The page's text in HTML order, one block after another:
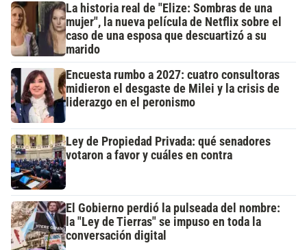
La historia real de "Elize: Sombras de una
mujer", la nueva película de Netflix sobre el
caso de una esposa que descuartizó a su
marido
Encuesta rumbo a 2027: cuatro consultoras
midieron el desgaste de Milei y la crisis de
liderazgo en el peronismo
Ley de Propiedad Privada: qué senadores
votaron a favor y cuáles en contra
El Gobierno perdió la pulseada del nombre:
la "Ley de Tierras" se impuso en toda la
conversación digital